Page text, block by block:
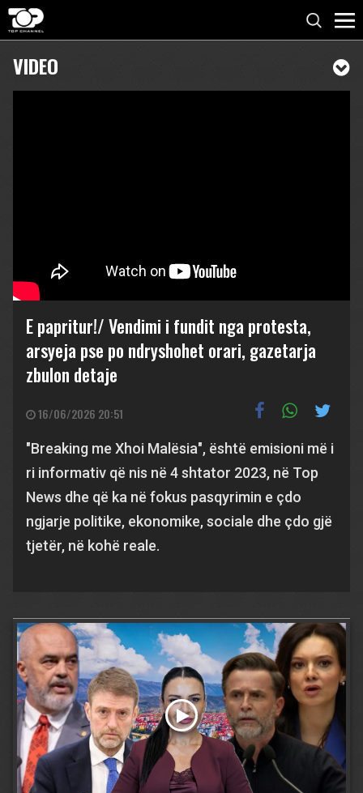
VIDEO
E papritur!/ Vendimi i fundit nga protesta,
arsyeja pse po ndryshohet orari, gazetarja
zbulon detaje
16/06/2026 20:51
"Breaking me Xhoi Malësia", është emisioni më i
ri informativ që nis në 4 shtator 2023, në Top
News dhe që ka në fokus pasqyrimin e çdo
ngjarje politike, ekonomike, sociale dhe çdo gjë
tjetër, në kohë reale.